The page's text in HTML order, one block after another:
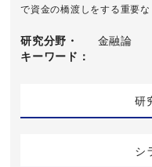
で資金の橋渡しをする重要な
研究分野・
キーワード
金融論
研
シ